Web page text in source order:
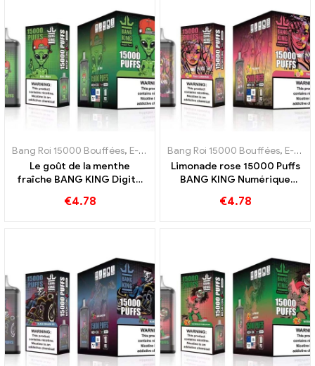
Bang Roi 15000 Bouffées, E-cigarettes jetables Suède ,E-cigarettes
Le goût de la menthe
fraîche BANG KING Digital
fraîche 15000 Bouffées
€4.78
Bang Roi 15000 Bouffées, E-cigarettes jetables Suède
Limonade rose 15000 Puffs
BANG KING Numérique
rafraîchissante
€4.78